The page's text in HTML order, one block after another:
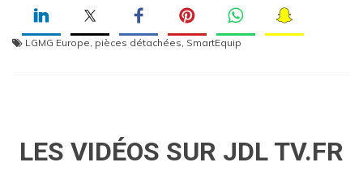
LGMG Europe, pièces détachées, SmartEquip
LES VIDÉOS SUR JDL TV.FR